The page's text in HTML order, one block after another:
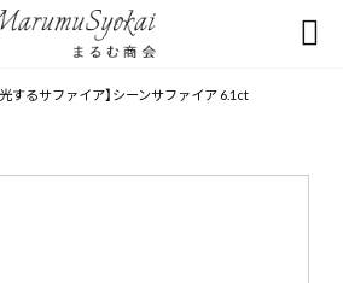

するサファイア】シーンサファイア 6.1ct